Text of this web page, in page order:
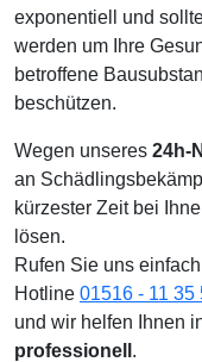
exponentiell und
werden um Ihre
betroffene
beschützen.
Wegen unseres 24h-
an
kürzester Zeit bei
lösen.
Rufen Sie uns
Hotline 01516 - 11 35
und wir helfen Ihnen
professionell .